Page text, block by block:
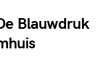
Blauwdruk